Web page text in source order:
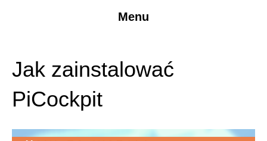
Menu
Jak zainstalować
PiCockpit